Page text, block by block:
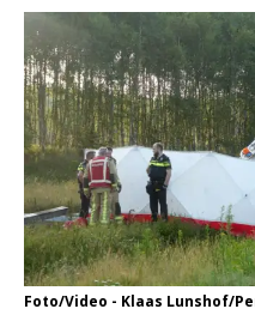
Foto/Video - Klaas Lunshof/